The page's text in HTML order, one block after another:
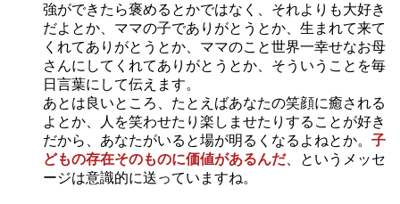
強ができたら褒めるとかではなく、それよりも大好き
だよとか、ママの子でありがとうとか、生まれて来て
くれてありがとうとか、ママのこと世界一幸せなお母
さんにしてくれてありがとうとか、そういうことを毎
日言葉にして伝えます。
あとは良いところ、たとえばあなたの笑顔に癒される
よとか、人を笑わせたり楽しませたりすることが好き
だから、あなたがいると場が明るくなるよねとか。 子
どもの存在そのものに価値があるんだ、というメッセ
ージは意識的に送っていますね。